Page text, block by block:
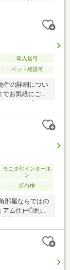
力豊富■1418サ
暖房あり■充実
工事実施済
タワーマンシ
ントサービス
備員～■各階に
即入居可
ペット相談可
の詳細につい
お気軽にご連
モニタ付インターホ
ン
所有権
部屋ならではの
アム住戸◎約
充実した共用施
武蔵小杉駅徒
長谷工のアフタ
けサービス付
月上旬完成予